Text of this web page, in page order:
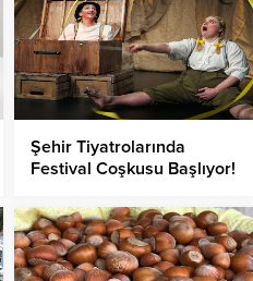
Şehir Tiyatrolarında
Festival Coşkusu Başlıyor!